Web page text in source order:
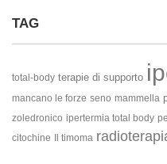
TAG
total-body terapie di supporto
mancano le forze seno mammella
zoledronico ipertermia total body
citochine
Il timoma